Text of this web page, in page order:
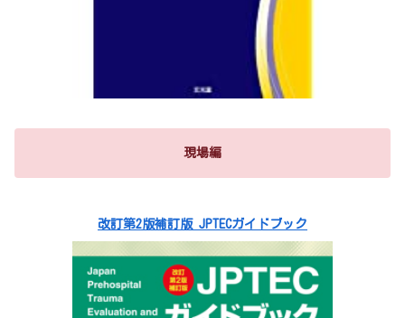
現場編
改訂第2版補訂版 JPTECガイドブック